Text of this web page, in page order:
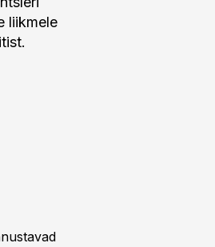
liikmele